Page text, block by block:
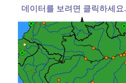
데이터를 보려면 클릭하세요.